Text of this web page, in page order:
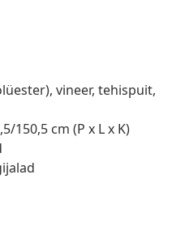
vineer, tehispuit,
150,5 cm (P x L x K)